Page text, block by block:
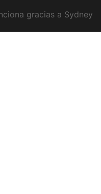
gracias a Sydney